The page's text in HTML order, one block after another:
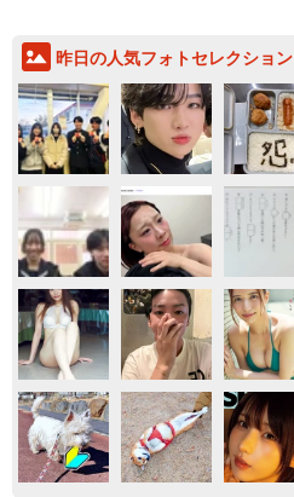
昨日の人気フォトセレクション